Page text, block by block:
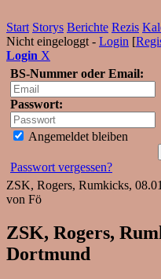
Start Storys Berichte Rezis
Nicht eingeloggt - Login [
Login X
BS-Nummer oder Email:
Passwort:
Angemeldet bleiben
Passwort vergessen?
ZSK, Rogers, Rumkicks,
von Fö
ZSK, Rogers,
Dortmund